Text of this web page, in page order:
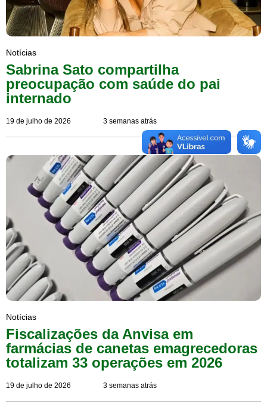
Notícias
Sabrina Sato compartilha
preocupação com saúde do pai
internado
19 de julho de 2026 3 semanas atrás
Notícias
Fiscalizações da Anvisa em
farmácias de canetas emagrecedoras
totalizam 33 operações em 2026
19 de julho de 2026 3 semanas atrás